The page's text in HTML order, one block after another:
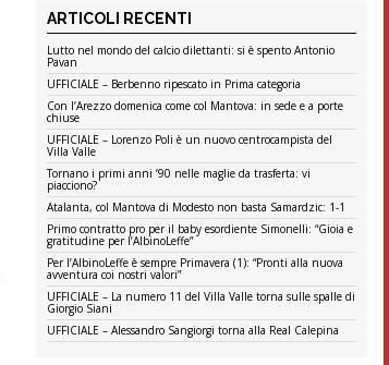
ARTICOLI RECENTI
Lutto nel mondo del calcio dilettanti: si è spento Antonio
Pavan
UFFICIALE – Berbenno ripescato in Prima categoria
Con l’Arezzo domenica come col Mantova: in sede e a porte
chiuse
UFFICIALE – Lorenzo Poli è un nuovo centrocampista del
Villa Valle
Tornano i primi anni ’90 nelle maglie da trasferta: vi
piacciono?
Atalanta, col Mantova di Modesto non basta Samardzic: 1-1
Primo contratto pro per il baby esordiente Simonelli: “Gioia e
gratitudine per l’AlbinoLeffe”
Per l’AlbinoLeffe è sempre Primavera (1): “Pronti alla nuova
avventura coi nostri valori”
UFFICIALE – La numero 11 del Villa Valle torna sulle spalle di
Giorgio Siani
UFFICIALE – Alessandro Sangiorgi torna alla Real Calepina